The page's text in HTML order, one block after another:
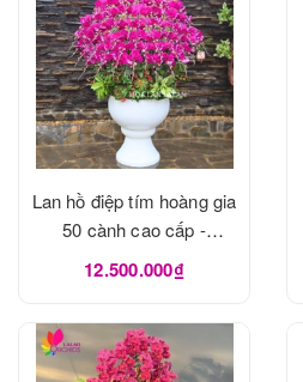
Lan hồ điệp tím hoàng gia
50 cành cao cấp -
LHD1182
12.500.000₫